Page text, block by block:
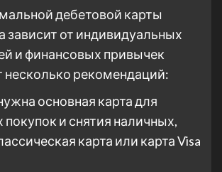
дебетовой карты
зависит от индивидуальных
и финансовых привычек
несколько рекомендаций:
основная карта для
и снятия наличных,
карта или карта Visa